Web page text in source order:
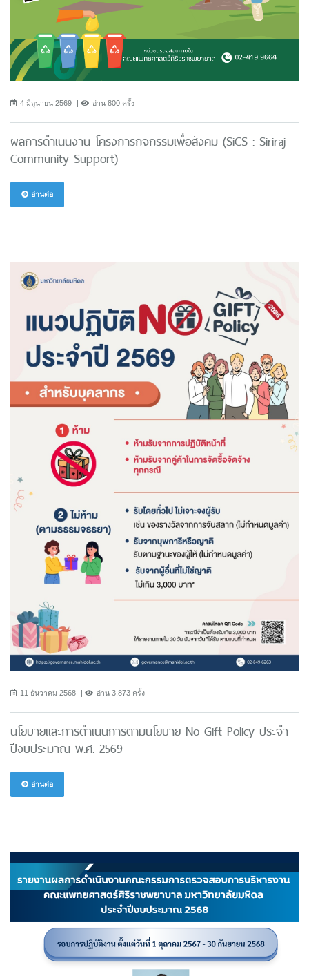
4 มิถุนายน 2569 อ่าน 800 ครั้ง
ผลการดำเนินงาน โครงการกิจกรรมเพื่อสังคม (SiCS : Siriraj
Community Support)
อ่านต่อ
11 ธันวาคม 2568 อ่าน 3,873 ครั้ง
นโยบายและการดำเนินการตามนโยบาย No Gift Policy ประจำ
ปีงบประมาณ พ.ศ. 2569
อ่านต่อ